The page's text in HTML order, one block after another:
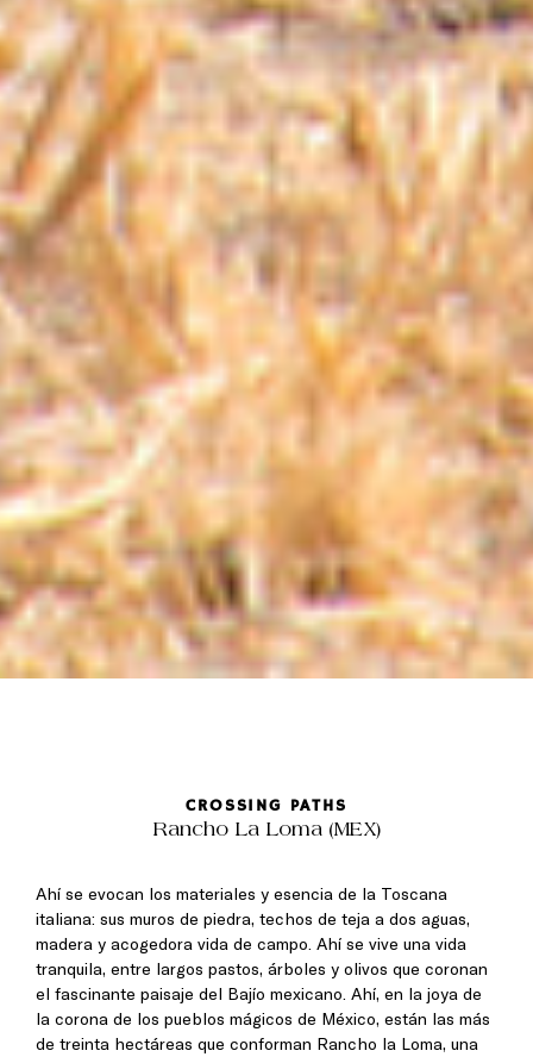
CROSSING PATHS
Rancho La Loma (MEX)
Ahí se evocan los materiales y esencia de la Toscana
italiana: sus muros de piedra, techos de teja a dos aguas,
madera y acogedora vida de campo. Ahí se vive una vida
tranquila, entre largos pastos, árboles y olivos que coronan
el fascinante paisaje del Bajío mexicano. Ahí, en la joya de
la corona de los pueblos mágicos de México, están las más
de treinta hectáreas que conforman Rancho la Loma, una